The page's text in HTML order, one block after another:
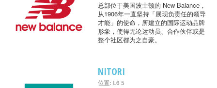
总部位于美国波士顿的 New Balance，
从1906年一直坚持「展现负责任的领导
才能」的使命，所建立的国际运动品牌
形象，使得无论运动员、合作伙伴或是
整个社区都为之自豪。
NITORI
位置: L6 5